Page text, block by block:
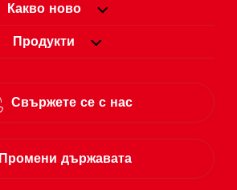
Какво ново
Продукти
Свържете се с нас
Промени държавата